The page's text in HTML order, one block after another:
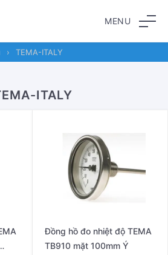
MENU
› TEMA-ITALY
ITALY
Đồng hồ đo nhiệt độ TEMA
TB910 mặt 100mm Ý